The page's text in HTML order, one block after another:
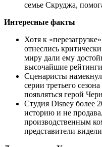
семье Скруджа,
Интересные факты
Хотя к
отнеслись
миру дали ему
высочайшие
Сценаристы
серии третьего
появляться герой
Студия Disney более
историю и не
производственным
представители